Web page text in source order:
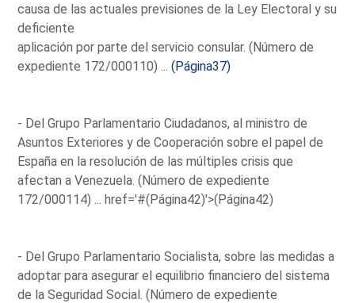
causa de las actuales previsiones de la Ley Electoral y su
deficiente
aplicación por parte del servicio consular. (Número de
expediente 172/000110) ...(Página37)
- Del Grupo Parlamentario Ciudadanos, al ministro de
Asuntos Exteriores y de Cooperación sobre el papel de
España en la resolución de las múltiples crisis que
afectan a Venezuela. (Número de expediente
172/000114) ...href='#(Página42)'>(Página42)
- Del Grupo Parlamentario Socialista, sobre las medidas a
adoptar para asegurar el equilibrio financiero del sistema
de la Seguridad Social. (Número de expediente